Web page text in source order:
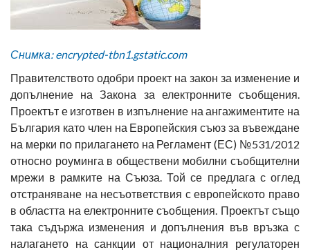
Снимка: encrypted-tbn1.gstatic.com
Правителството одобри проект на закон за изменение и
допълнение на Закона за електронните съобщения.
Проектът е изготвен в изпълнение на ангажиментите на
България като член на Европейския съюз за въвеждане
на мерки по прилагането на Регламент (ЕС) №531/2012
относно роуминга в обществени мобилни съобщителни
мрежи в рамките на Съюза. Той се предлага с оглед
отстраняване на несъответствия с европейското право
в областта на електронните съобщения. Проектът също
така съдържа изменения и допълнения във връзка с
налагането на санкции от националния регулаторен